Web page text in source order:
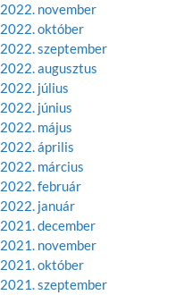
2022. november
2022. október
2022. szeptember
2022. augusztus
2022. július
2022. június
2022. május
2022. április
2022. március
2022. február
2022. január
2021. december
2021. november
2021. október
2021. szeptember